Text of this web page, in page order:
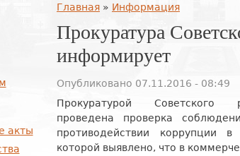
Вы здесь
Главная » Информация
Прокуратура
информирует
Опубликовано 07.11.2016 - 08:49
Прокуратурой Советского
проведена проверка
противодействии
которой выявлено, что в
акты